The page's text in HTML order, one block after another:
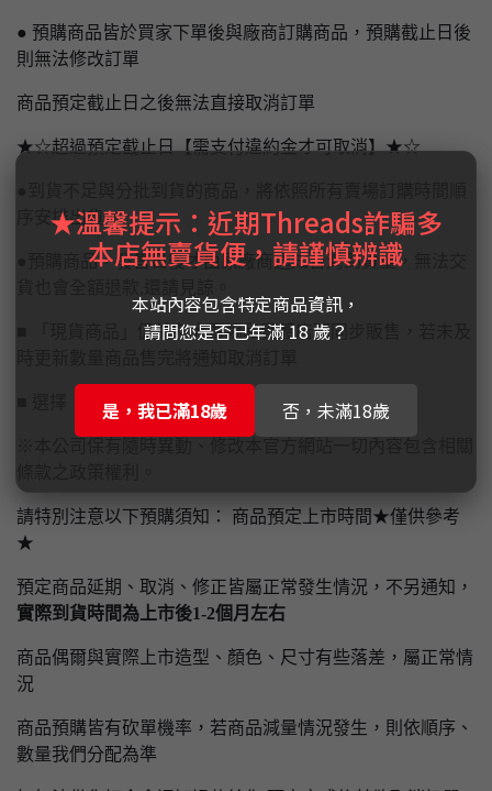
● 預購商品皆於買家下單後與廠商訂購商品，預購截止日後
則無法修改訂單
商品預定截止日之後無法直接取消訂單
★☆超過預定截止日【需支付違約金才可取消】★☆
序安排出貨。
●預購商品，發售日後才由原廠商通知台灣到貨量，無法交
■ 「現貨商品」仍於各大賣場和實體店面同步販售，若未及
■ 選擇【實體門市自取】請先付款完畢才予以保留
請特別注意以下預購須知： 商品預定上市時間★僅供參考
★
預定商品延期、取消、修正皆屬正常發生情況，不另通知，
實際到貨時間為上市後1-2個月左右
商品偶爾與實際上市造型、顏色、尺寸有些落差，屬正常情
況
商品預購皆有砍單機率，若商品減量情況發生，則依順序、
數量我們分配為準
★溫馨提示：近期Threads詐騙多
本店無賣貨便，請謹慎辨識
本站內容包含特定商品資訊，
請問您是否已年滿 18 歲？
是，我已滿18歲 否，未滿18歲